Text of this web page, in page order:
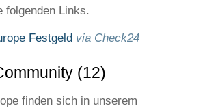
folgenden Links.
Festgeld via Check24
(12)
finden sich in unserem